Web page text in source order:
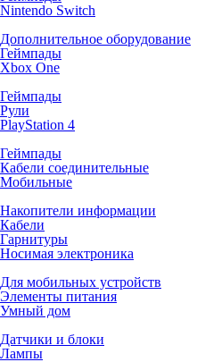
Nintendo Switch
Дополнительное оборудование
Геймпады
Xbox One
Геймпады
Рули
PlayStation 4
Геймпады
Кабели соединительные
Мобильные
Накопители информации
Кабели
Гарнитуры
Носимая электроника
Для мобильных устройств
Элементы питания
Умный дом
Датчики и блоки
Лампы